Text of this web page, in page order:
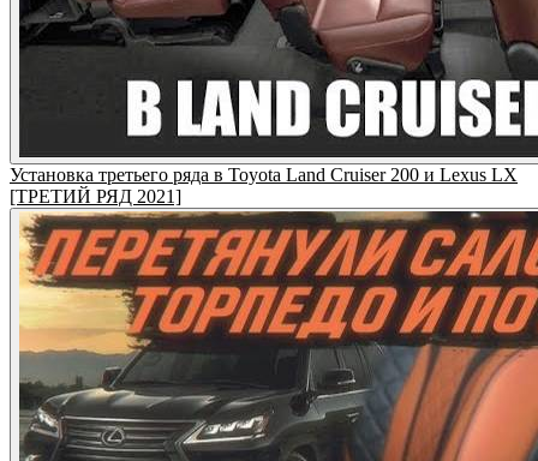
Установка третьего ряда в Toyota Land Cruiser 200 и Lexus LX
[ТРЕТИЙ РЯД 2021]